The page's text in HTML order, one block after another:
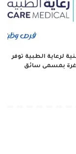
لرعاية الطبية توفر
بمسمى سائق